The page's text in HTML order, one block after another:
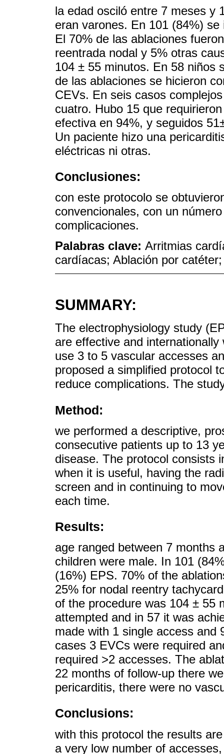
la edad osciló entre 7 meses y
eran varones. En 101 (84%)
El 70% de las ablaciones
reentrada nodal y 5% otras
104 ± 55 minutos. En 58 niños
de las ablaciones se hicieron
CEVs. En seis casos
cuatro. Hubo 15 que
efectiva en 94%, y seguidos
Un paciente hizo una
eléctricas ni otras.
Conclusiones:
con este protocolo se
convencionales, con un
complicaciones.
Palabras clave: Arritmias
cardíacas; Ablación por
SUMMARY:
The electrophysiology study
are effective and
use 3 to 5 vascular accesses
proposed a simplified protocol
reduce complications. The
Method:
we performed a descriptive,
consecutive patients up to 13
disease. The protocol consists
when it is useful, having the
screen and in continuing to
each time.
Results:
age ranged between 7 months
children were male. In 101
(16%) EPS. 70% of the
25% for nodal reentry
of the procedure was 104 ± 55
attempted and in 57 it was
made with 1 single access and
cases 3 EVCs were required
required >2 accesses. The
22 months of follow-up there
pericarditis, there were no
Conclusions:
with this protocol the results
a very low number of